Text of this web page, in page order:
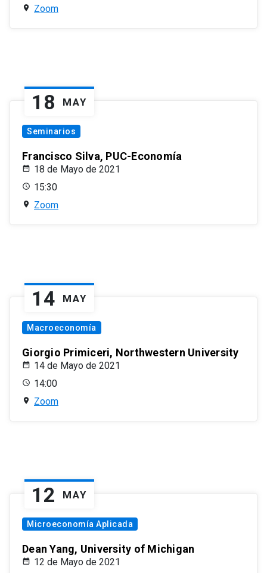
Zoom
18 MAY
Seminarios
Francisco Silva, PUC-Economía
18 de Mayo de 2021
15:30
Zoom
14 MAY
Macroeconomía
Giorgio Primiceri, Northwestern University
14 de Mayo de 2021
14:00
Zoom
12 MAY
Microeconomía Aplicada
Dean Yang, University of Michigan
12 de Mayo de 2021